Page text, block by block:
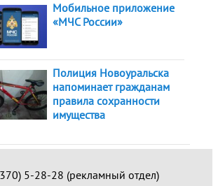
Мобильное приложение
«МЧС России»
Полиция Новоуральска
напоминает гражданам
правила сохранности
имущества
5-28-28 (рекламный отдел)